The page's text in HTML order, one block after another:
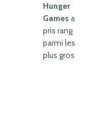
Hunger
Games a
pris rang
parmi les
plus gros